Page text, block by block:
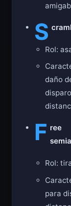
S
Rol:
daño
F ree
Rol:
para